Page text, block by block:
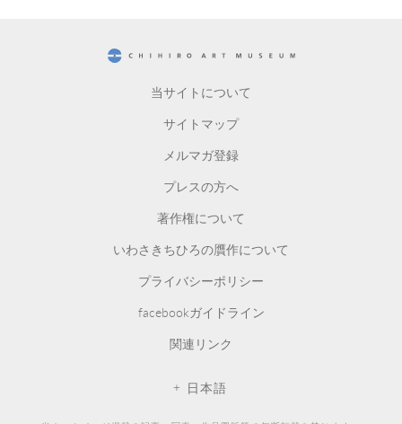
当サイトについて
サイトマップ
メルマガ登録
プレスの方へ
著作権について
いわさきちひろの贋作について
プライバシーポリシー
facebookガイドライン
関連リンク
日本語